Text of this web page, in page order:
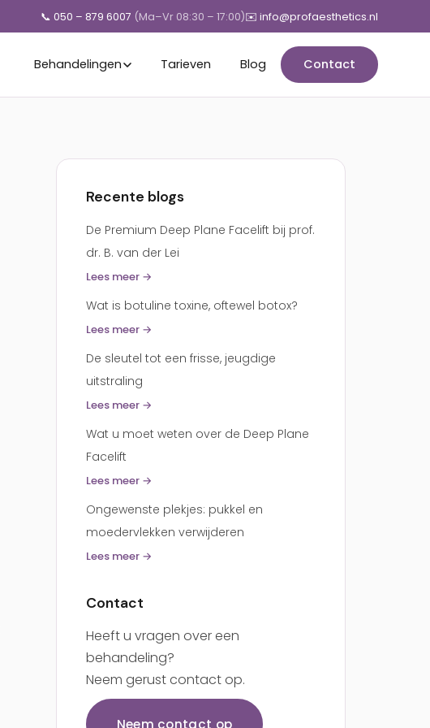
📞 050 – 879 6007 (Ma–Vr 08:30 – 17:00)✉️ info@profaesthetics.nl
Behandelingen Tarieven Blog Contact
Recente blogs
De Premium Deep Plane Facelift bij prof.
dr. B. van der Lei
Lees meer →
Wat is botuline toxine, oftewel botox?
Lees meer →
De sleutel tot een frisse, jeugdige
uitstraling
Lees meer →
Wat u moet weten over de Deep Plane
Facelift
Lees meer →
Ongewenste plekjes: pukkel en
moedervlekken verwijderen
Lees meer →
Contact
Heeft u vragen over een
behandeling?
Neem gerust contact op.
Neem contact op